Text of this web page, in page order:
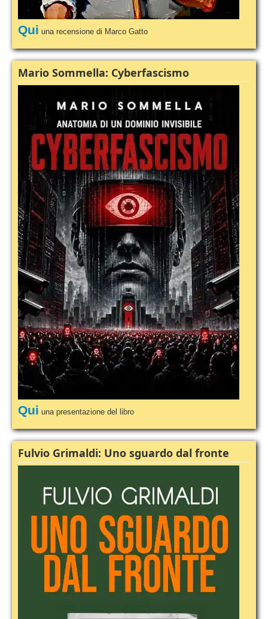
Qui una recensione di Marco Gatto
Mario Sommella: Cyberfascismo
Qui una presentazione del libro
Fulvio Grimaldi: Uno sguardo dal fronte